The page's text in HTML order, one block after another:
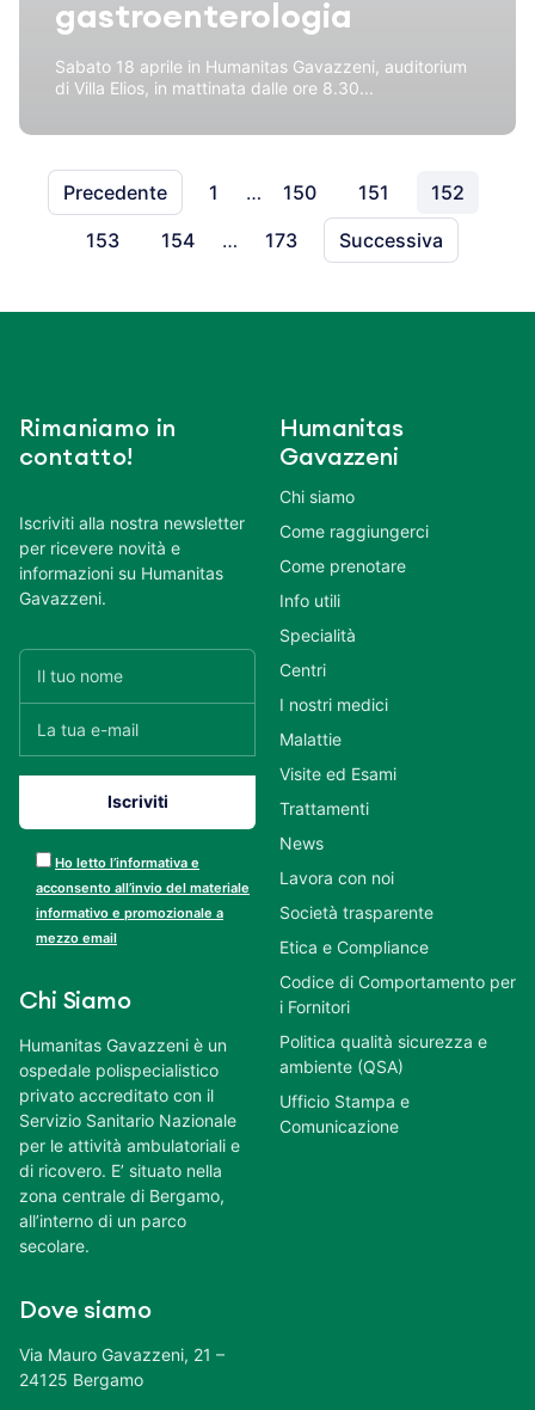
gastroenterologia
Sabato 18 aprile in Humanitas Gavazzeni, auditorium
di Villa Elios, in mattinata dalle ore 8.30...
Precedente 1 … 150 151
152
153
154 … 173 Successiva
Rimaniamo in
contatto!
Iscriviti alla nostra newsletter
per ricevere novità e
informazioni su Humanitas
Gavazzeni.
Ho letto l’informativa e
acconsento all’invio del materiale
informativo e promozionale a
mezzo email
Chi Siamo
Humanitas Gavazzeni è un
ospedale polispecialistico
privato accreditato con il
Servizio Sanitario Nazionale
per le attività ambulatoriali e
di ricovero. E’ situato nella
zona centrale di Bergamo,
all’interno di un parco
secolare.
Dove siamo
Via Mauro Gavazzeni, 21 –
24125 Bergamo
Humanitas
Gavazzeni
Chi siamo
Come raggiungerci
Come prenotare
Info utili
Specialità
Centri
I nostri medici
Malattie
Visite ed Esami
Trattamenti
News
Lavora con noi
Società trasparente
Etica e Compliance
Codice di Comportamento per
i Fornitori
Politica qualità sicurezza e
ambiente (QSA)
Ufficio Stampa e
Comunicazione